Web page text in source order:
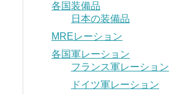
各国装備品
日本の装備品
MREレーション
各国軍レーション
フランス軍レーション
ドイツ軍レーション